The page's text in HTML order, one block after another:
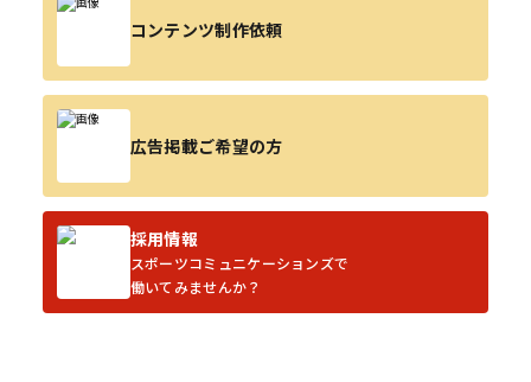
コンテンツ制作依頼
広告掲載ご希望の方
採用情報
スポーツコミュニケーションズで
働いてみませんか？